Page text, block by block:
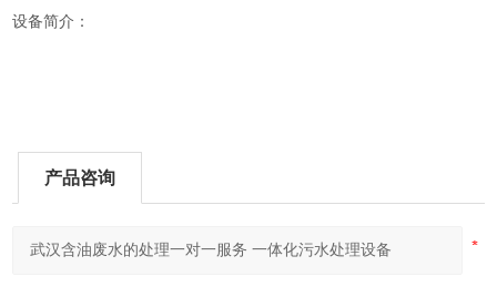
设备简介：
产品咨询